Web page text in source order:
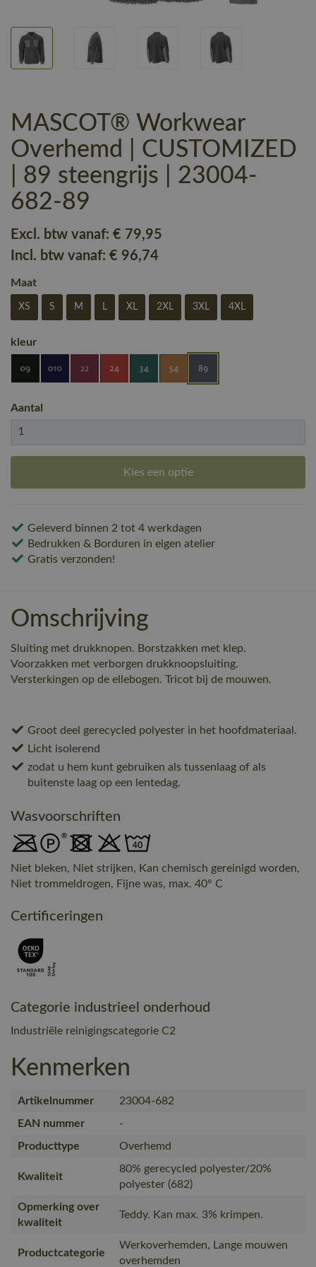
MASCOT® Workwear
Overhemd | CUSTOMIZED
| 89 steengrijs | 23004-
682-89
Excl. btw vanaf: € 79,95
Incl. btw vanaf: € 96,74
Maat
XS S M L XL 2XL 3XL 4XL
kleur
Aantal
Kies een optie
Geleverd binnen 2 tot 4 werkdagen
Bedrukken & Borduren in eigen atelier
Gratis verzonden!
Omschrijving
Sluiting met drukknopen. Borstzakken met klep.
Voorzakken met verborgen drukknoopsluiting.
Versterkingen op de ellebogen. Tricot bij de mouwen.
Groot deel gerecycled polyester in het hoofdmateriaal.
Licht isolerend
zodat u hem kunt gebruiken als tussenlaag of als
buitenste laag op een lentedag.
Wasvoorschriften
Niet bleken, Niet strijken, Kan chemisch gereinigd worden,
Niet trommeldrogen, Fijne was, max. 40° C
Certificeringen
Categorie industrieel onderhoud
Industriële reinigingscategorie C2
Kenmerken
Artikelnummer
23004-682
EAN nummer
-
Producttype
Overhemd
Kwaliteit
80% gerecycled polyester/20%
polyester (682)
Opmerking over
kwaliteit
Teddy. Kan max. 3% krimpen.
Productcategorie
Werkoverhemden, Lange mouwen
overhemden